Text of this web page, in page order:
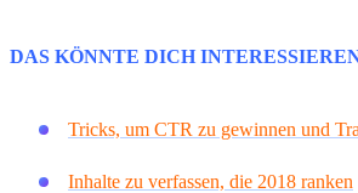
DAS KÖNNTE DICH
Tricks, um CTR zu gewinnen und
Inhalte zu verfassen, die 2018 ranken